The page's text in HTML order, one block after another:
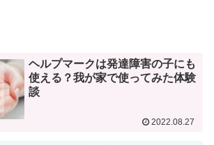
ヘルプマークは発達障害の子にも
使える？我が家で使ってみた体験
談
2022.08.27